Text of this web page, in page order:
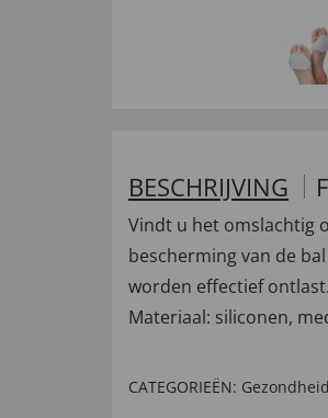
BESCHRIJVING
Vindt u het omslachtig
bescherming van de
worden effectief
Materiaal: siliconen,
CATEGORIEËN: Gezondheid